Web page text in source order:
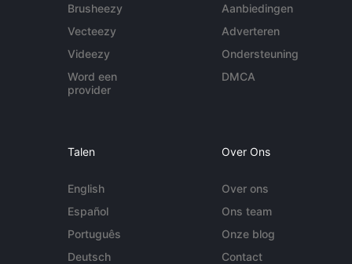
Brusheezy
Vecteezy
Videezy
Word een
provider
Aanbiedingen
Adverteren
Ondersteuning
DMCA
Talen
English
Español
Português
Deutsch
Over Ons
Over ons
Ons team
Onze blog
Contact